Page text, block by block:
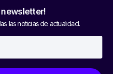
newsletter!
las noticias de actualidad.